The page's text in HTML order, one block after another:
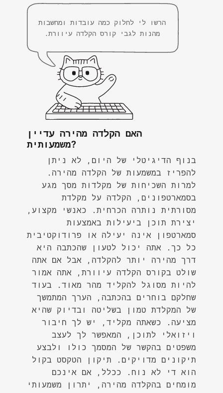
הרשו לי לחלוק כמה עובדות ומחשבות
מהנות לגבי קורס הקלדה עיוורת.
האם הקלדה מהירה עדיין
משמעותית?
בנוף הדיגיטלי של היום, לא ניתן
להפריז במשמעות של הקלדה מהירה.
למרות השכיחות של מקלדות מסך מגע
בסמארטפונים, הקלדה על מקלדת
מסורתית נותרה הכרחית. כאנשי מקצוע,
יצירת תוכן ביעילות באמצעות
סמארטפון אינה יעילה או פרודוקטיבית
כל כך. אתה יכול לטעון שהכתבה היא
דרך מהירה יותר להקלדה, אבל אם אתה
שולט בקורס הקלדה עיוורת, אתה אמור
להיות מסוגל להקליד מהר מאוד. בעוד
שחלקם בוחרים בהכתבה, הערך המתמשך
של המקלדת טמון בשליטה ובדיוק שהיא
מציעה. כשאתה מקליד, יש לך חיבור
ויזואלי לתוכן, המאפשר לך לעצב
משפטים בהקשר של המסמך כולו ולבצע
תיקונים מדויקים. תיקון הטקסט בקול
הוא די לא נוח. ככלל, אם אינכם
מומחים בהקלדה מהירה, יתרון משמעותי